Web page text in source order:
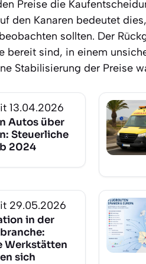
Preise die
den Kanaren bedeutet
sollten. Der
bereit sind, in einem
Stabilisierung der Preise
13.04.2026
Autos über
Steuerliche
2024
29.05.2026
in der
Werkstätten
sich